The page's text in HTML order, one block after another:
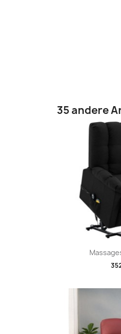
35 andere
